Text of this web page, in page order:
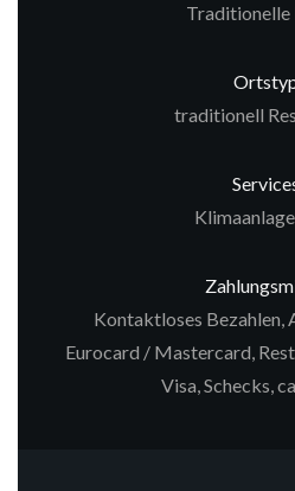
Traditionelle
traditionell
Kontaktloses Bezahlen,
Eurocard / Mastercard,
Visa, Schecks,